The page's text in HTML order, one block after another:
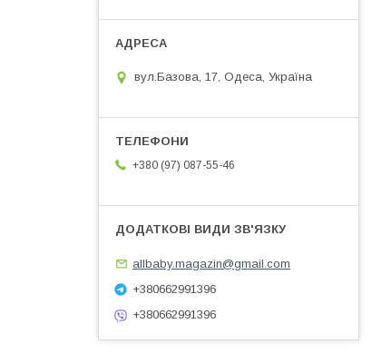
вул.Базова, 17, Одеса, Україна
+380 (97) 087-55-46
allbaby.magazin@gmail.com
+380662991396
+380662991396